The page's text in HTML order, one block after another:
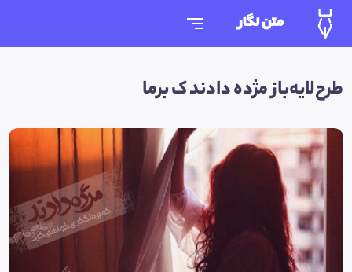
متن نگار
طرح‌لایه‌باز مژده دادند ک برما